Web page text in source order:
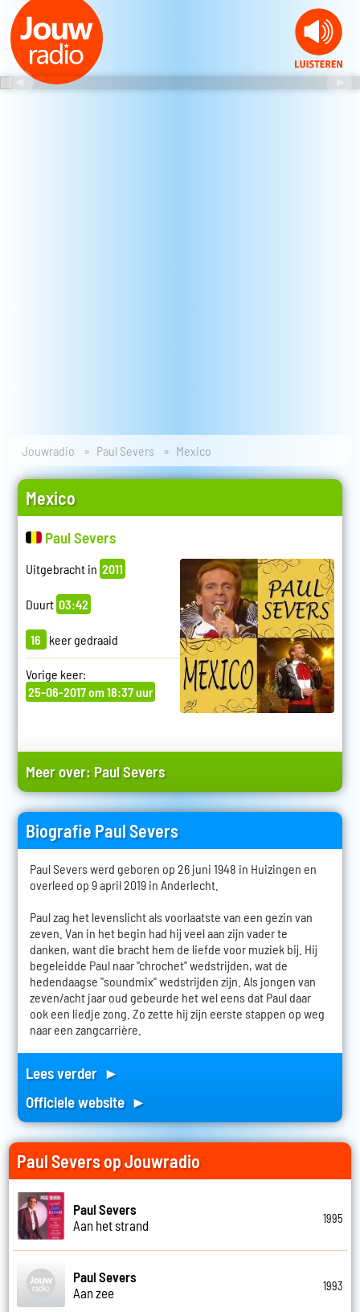
Jouwradio Paul Severs Mexico
Mexico
Paul Severs
Uitgebracht in 2011
Duurt 03:42
16 keer gedraaid
Vorige keer:
25-06-2017 om 18:37 uur
Meer over: Paul Severs
Biografie Paul Severs
Paul Severs werd geboren op 26 juni 1948 in Huizingen en
overleed op 9 april 2019 in Anderlecht.
Paul zag het levenslicht als voorlaatste van een gezin van
zeven. Van in het begin had hij veel aan zijn vader te
danken, want die bracht hem de liefde voor muziek bij. Hij
begeleidde Paul naar "chrochet" wedstrijden, wat de
hedendaagse "soundmix" wedstrijden zijn. Als jongen van
zeven/acht jaar oud gebeurde het wel eens dat Paul daar
ook een liedje zong. Zo zette hij zijn eerste stappen op weg
naar een zangcarrière.
Lees verder ►
Officiele website ►
Paul Severs op Jouwradio
Paul Severs
Aan het strand
1995
Paul Severs
Aan zee
1993